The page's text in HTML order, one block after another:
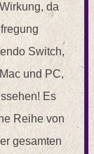
da
Switch,
und PC,
Es
Reihe von
gesamten